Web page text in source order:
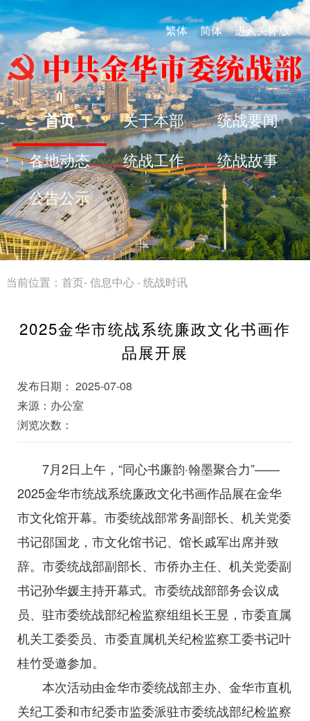
繁体 简体 进入关怀版
首页 关于本部 统战要闻
各地动态 统战工作 统战故事
公告公示
当前位置： 首页-信息中心-统战时讯
2025金华市统战系统廉政文化书画作
品展开展
发布日期： 2025-07-08
来源：办公室
浏览次数：
7月2日上午，“同心书廉韵·翰墨聚合力”——
2025金华市统战系统廉政文化书画作品展在金华
市文化馆开幕。市委统战部常务副部长、机关党委
书记邵国龙，市文化馆书记、馆长戚军出席并致
辞。市委统战部副部长、市侨办主任、机关党委副
书记孙华媛主持开幕式。市委统战部部务会议成
员、驻市委统战部纪检监察组组长王昱，市委直属
机关工委委员、市委直属机关纪检监察工委书记叶
桂竹受邀参加。
本次活动由金华市委统战部主办、金华市直机
关纪工委和市纪委市监委派驻市委统战部纪检监察